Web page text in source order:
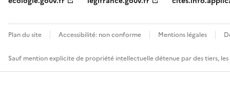
Plan du site Accessibilité: non conforme Mentions légales
Sauf mention explicite de propriété intellectuelle détenue par des tiers,